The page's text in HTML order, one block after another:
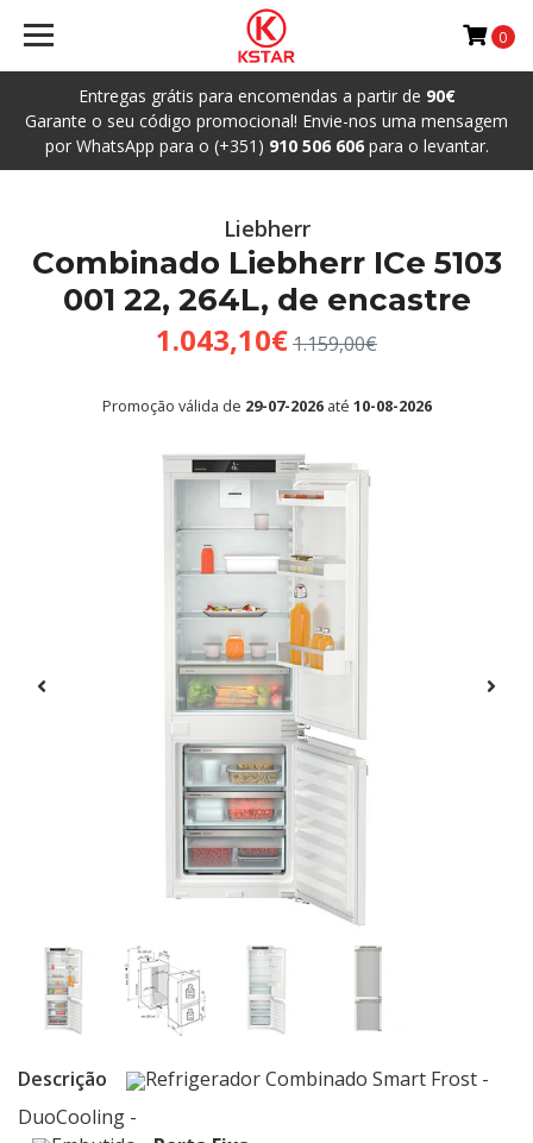
Entregas grátis para encomendas a partir de 90€
Garante o seu código promocional! Envie-nos uma mensagem
por WhatsApp para o (+351) 910 506 606para o levantar.
0
Liebherr
Combinado Liebherr ICe 5103
001 22, 264L, de encastre
1.043,10€1.159,00€
Promoção válida de 29-07-2026até 10-08-2026
Descrição
Refrigerador Combinado Smart Frost -
DuoCooling -